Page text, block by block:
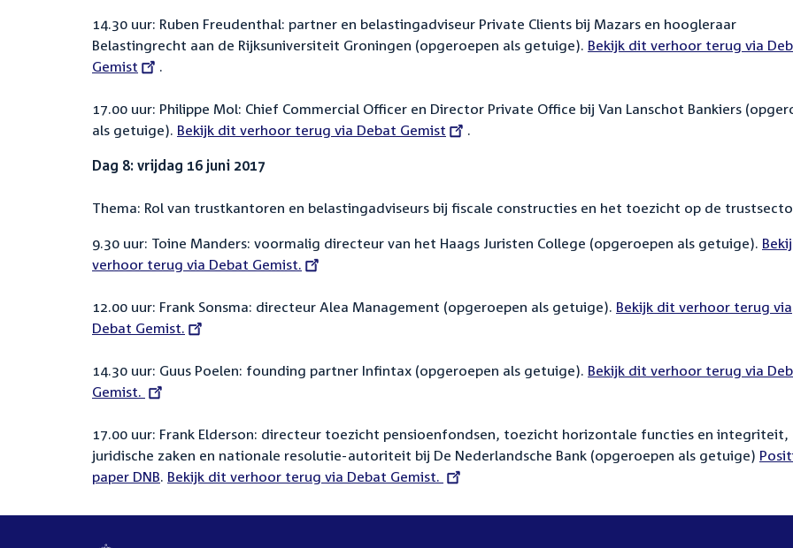
14.30 uur: Ruben Freudenthal: partner en belastingadviseur Private Clients bij Mazars en hoogleraar
Belastingrecht aan de Rijksuniversiteit Groningen (opgeroepen als getuige). External
Bekijk dit verhoor terug via
Gemist
.
17.00 uur: Philippe Mol: Chief Commercial Officer en Director Private Office bij Van Lanschot Bankiers
als getuige). External
Bekijk dit verhoor terug via Debat Gemist
.
Dag 8: vrijdag 16 juni 2017
Thema: Rol van trustkantoren en belastingadviseurs bij fiscale constructies en het toezicht op de
9.30 uur: Toine Manders: voormalig directeur van het Haags Juristen College (opgeroepen als getuige).
verhoor terug via Debat Gemist.
12.00 uur: Frank Sonsma: directeur Alea Management (opgeroepen als getuige). External
Bekijk dit verhoor terug via
Debat Gemist.
14.30 uur: Guus Poelen: founding partner Infintax (opgeroepen als getuige). External
Bekijk dit verhoor terug via
Gemist.
17.00 uur: Frank Elderson: directeur toezicht pensioenfondsen, toezicht horizontale functies en integriteit,
juridische zaken en nationale resolutie-autoriteit bij De Nederlandsche Bank (opgeroepen als getuige)
paper DNB. External
Bekijk dit verhoor terug via Debat Gemist.